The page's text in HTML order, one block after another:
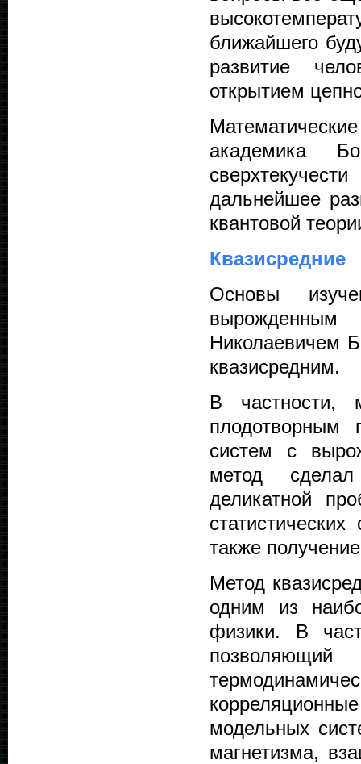
ближайшего
развитие
открытием
академика
дальнейшее
квантовой
Квазисредние
Основы
Николаевичем
квазисредним.
В частности,
плодотворным
систем с
метод
деликатной
также
Метод
одним из
физики. В
модельных
магнетизма,